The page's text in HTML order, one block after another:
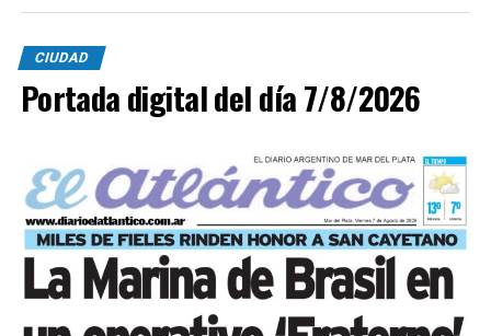
las calles del barrio. Grandes, jóvenes y niños y fieles se
sumaron al recorrido con banderas, espigas y distintas
expresiones de fe.
En paralelo, distintos gremios y organizaciones sociales
y trabajo, para visibilizar la situación de trabajadores y
desocupados.
CIUDAD
Portada digital del día 7/8/2026